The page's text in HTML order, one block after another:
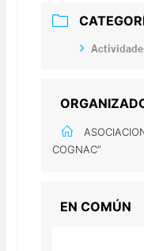
COGNAC”
EN COMÚN